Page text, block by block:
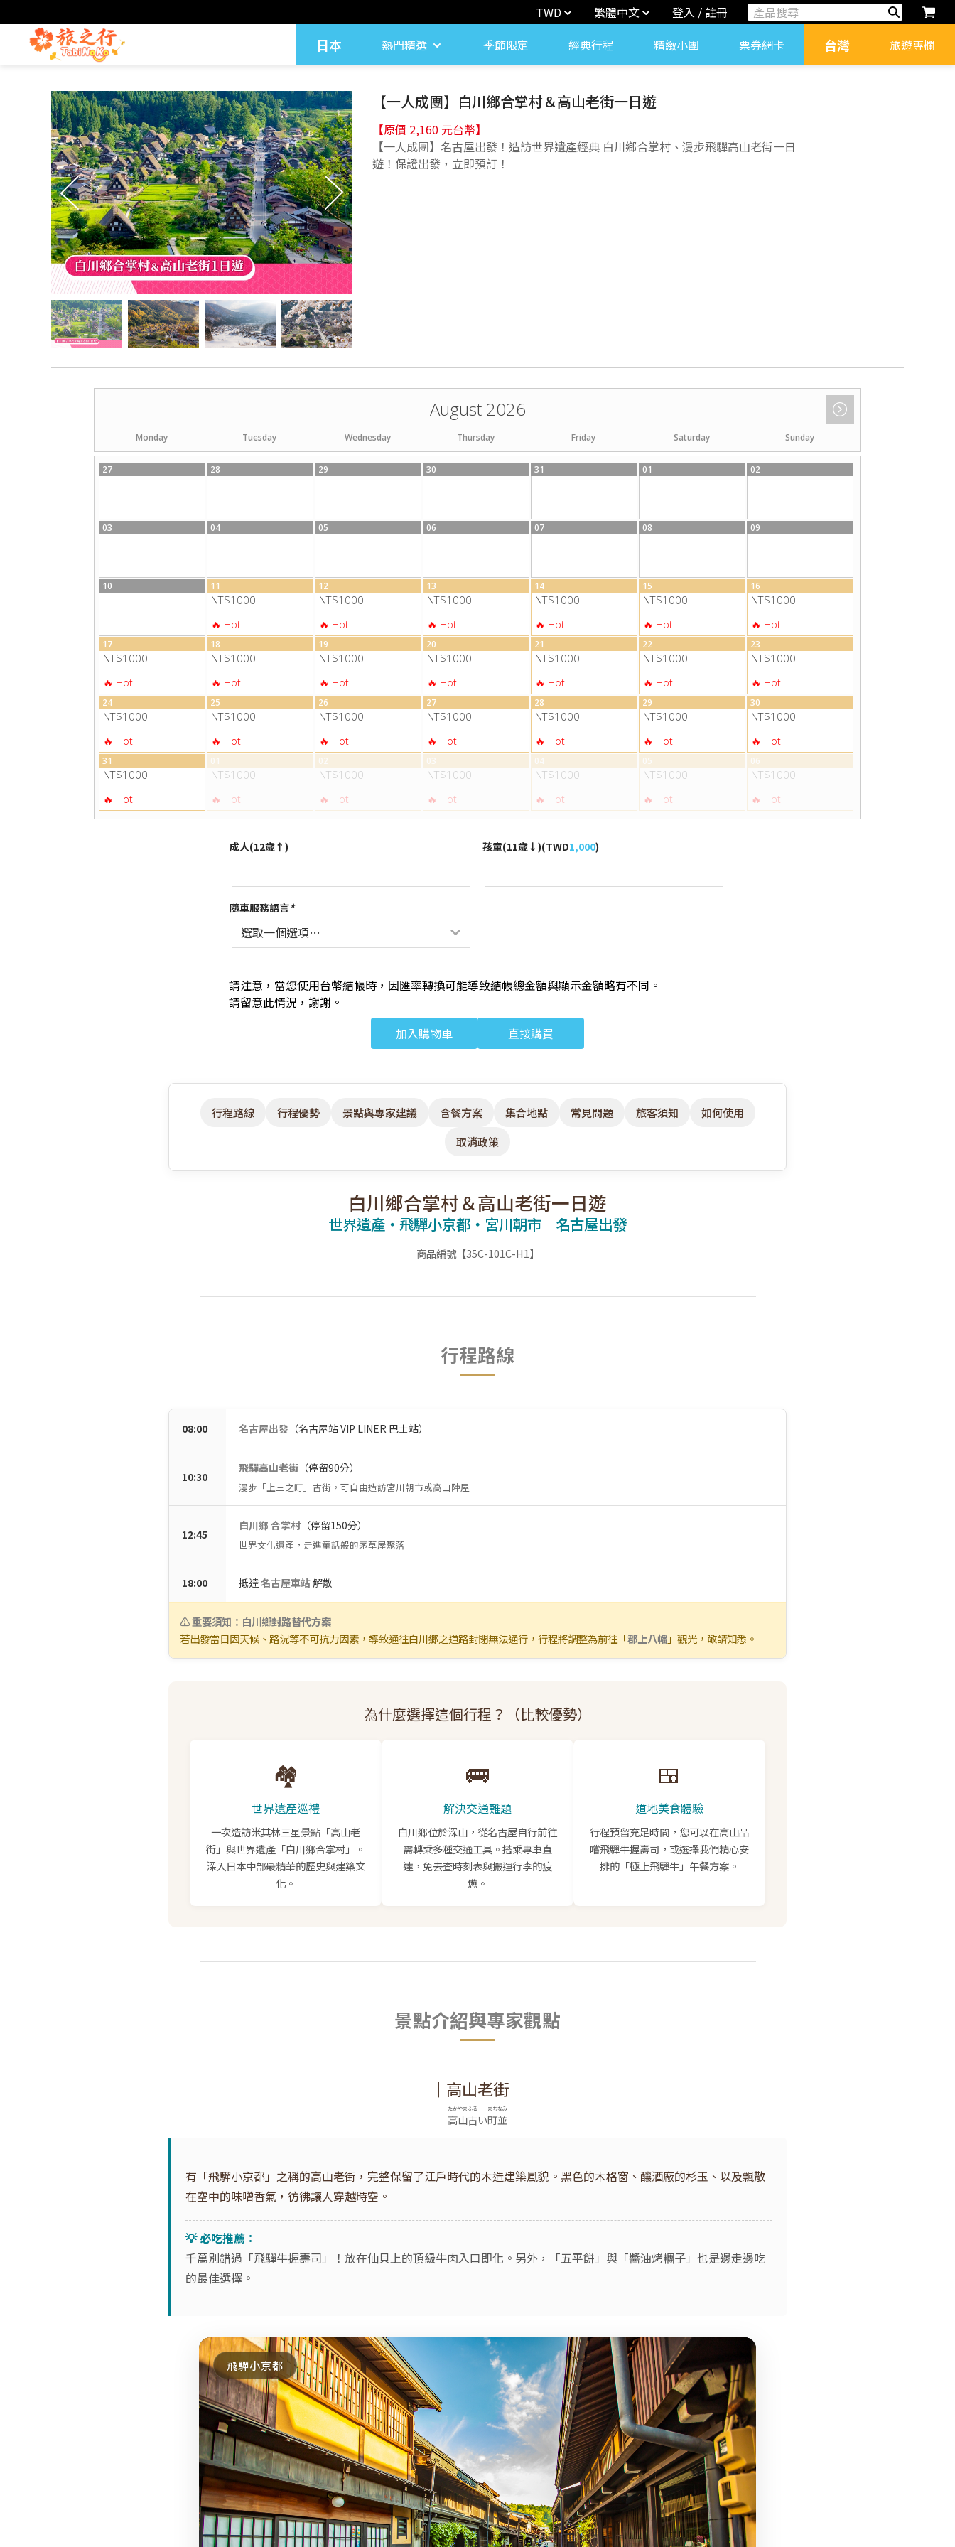
【一人成團】白川鄉合掌村＆高山老街一日遊
【原價 2,160 元台幣】
【一人成團】名古屋出發！造訪世界遺產經典 白川鄉合掌村、漫步飛驒高山老街一日
遊！保證出發，立即預訂！
August 2026
Monday Tuesday Wednesday Thursday Friday Saturday Sunday
27 28 29 30 31 01 02
03 04 05 06 07 08 09
10 11
NT$1000
12
NT$1000
13
NT$1000
14
NT$1000
15
NT$1000
16
NT$1000
17
NT$1000
18
NT$1000
19
NT$1000
20
NT$1000
21
NT$1000
22
NT$1000
23
NT$1000
24
NT$1000
25
NT$1000
26
NT$1000
27
NT$1000
28
NT$1000
29
NT$1000
30
NT$1000
31
NT$1000
01
NT$1000
02
NT$1000
03
NT$1000
04
NT$1000
05
NT$1000
06
NT$1000
成人(12歲↑) 孩童(11歲↓)(TWD1,000)
隨車服務語言*
請注意，當您使用台幣結帳時，因匯率轉換可能導致結帳總金額與顯示金額略有不同。
請留意此情況，謝謝。
加入購物車
直接購買
行程路線 行程優勢 景點與專家建議 含餐方案 集合地點 常見問題 旅客須知
如何使用
取消政策
白川鄉合掌村＆高山老街一日遊
世界遺產・飛驒小京都・宮川朝市｜名古屋出發
商品編號【35C-101C-H1】
行程路線
08:00 名古屋出發 （名古屋站 VIP LINER 巴士站）
10:30
飛驒高山老街 （停留90分）
漫步「上三之町」古街，可自由造訪宮川朝市或高山陣屋
12:45
白川鄉 合掌村（停留150分）
世界文化遺產，走進童話般的茅草屋聚落
18:00 抵達名古屋車站解散
⚠️ 重要須知：白川鄉封路替代方案
若出發當日因天候、路況等不可抗力因素，導致通往白川鄉之道路封閉無法通行，行程將調整為前往「郡上八幡」觀光，敬請知悉。
為什麼選擇這個行程？（比較優勢）
🏘️
世界遺產巡禮
一次造訪米其林三星景點「高山老
街」與世界遺產「白川鄉合掌村」。
深入日本中部最精華的歷史與建築文
化。
🚌
解決交通難題
白川鄉位於深山，從名古屋自行前往
需轉乘多種交通工具。搭乘專車直
達，免去查時刻表與搬運行李的疲
憊。
🍱
道地美食體驗
行程預留充足時間，您可以在高山品
嚐飛驒牛握壽司，或選擇我們精心安
排的「極上飛驒牛」午餐方案。
景點介紹與專家觀點
｜高山老街｜
高山古
たかやまふる
い町並
まちなみ
有「飛驒小京都」之稱的高山老街，完整保留了江戶時代的木造建築風貌。黑色的木格窗、釀酒廠的杉玉、以及飄散
在空中的味噌香氣，彷彿讓人穿越時空。
💡 必吃推薦：
千萬別錯過「飛驒牛握壽司」！放在仙貝上的頂級牛肉入口即化。另外，「五平餅」與「醬油烤糰子」也是邊走邊吃
的最佳選擇。
飛驒小京都
TWD 繁體中文 登入 / 註冊
日本 熱門精選 季節限定 經典行程 精緻小團 票券網卡 台灣 旅遊專欄